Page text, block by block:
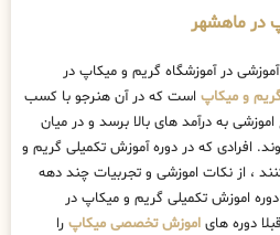
در ماهشهر
در آموزشگاه گریم و میکاپ در
و میکاپ است که در آن هنرجو با کسب
به درآمد های بالا برسد و در میان
افرادی که در دوره آموزش تکمیلی گریم و
، از نکات اموزشی و تجربیات چند دهه
اموزش تکمیلی گریم و میکاپ در
دوره های اموزش تخصصی میکاپ را